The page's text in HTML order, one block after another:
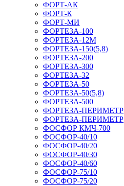
ФОРТ-АК
ФОРТ-К
ФОРТ-МИ
ФОРТЕЗА-100
ФОРТЕЗА-12М
ФОРТЕЗА-150(5,8)
ФОРТЕЗА-200
ФОРТЕЗА-300
ФОРТЕЗА-32
ФОРТЕЗА-50
ФОРТЕЗА-50(5,8)
ФОРТЕЗА-500
ФОРТЕЗА-ПЕРИМЕТР
ФОРТЕЗА-ПЕРИМЕТР
ФОСФОР КМЧ-700
ФОСФОР-40/10
ФОСФОР-40/20
ФОСФОР-40/30
ФОСФОР-40/60
ФОСФОР-75/10
ФОСФОР-75/20